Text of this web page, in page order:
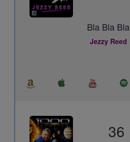
Bla Bla Bla
Jezzy Reed
36